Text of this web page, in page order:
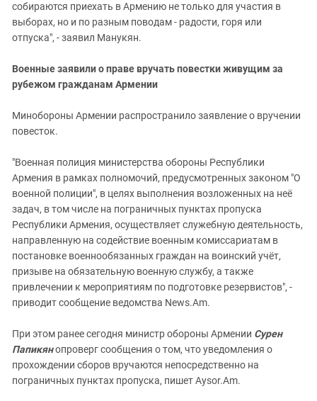
собираются приехать в Армению не только для участия в
выборах, но и по разным поводам - радости, горя или
отпуска", - заявил Манукян.
Военные заявили о праве вручать повестки живущим за
рубежом гражданам Армении
Минобороны Армении распространило заявление о вручении
повесток.
"Военная полиция министерства обороны Республики
Армения в рамках полномочий, предусмотренных законом "О
военной полиции", в целях выполнения возложенных на неё
задач, в том числе на пограничных пунктах пропуска
Республики Армения, осуществляет служебную деятельность,
направленную на содействие военным комиссариатам в
постановке военнообязанных граждан на воинский учёт,
призыве на обязательную военную службу, а также
привлечении к мероприятиям по подготовке резервистов", -
приводит сообщение ведомства News.Am.
При этом ранее сегодня министр обороны Армении Сурен
Папикянопроверг сообщения о том, что уведомления о
прохождении сборов вручаются непосредственно на
пограничных пунктах пропуска, пишет Aysor.Am.